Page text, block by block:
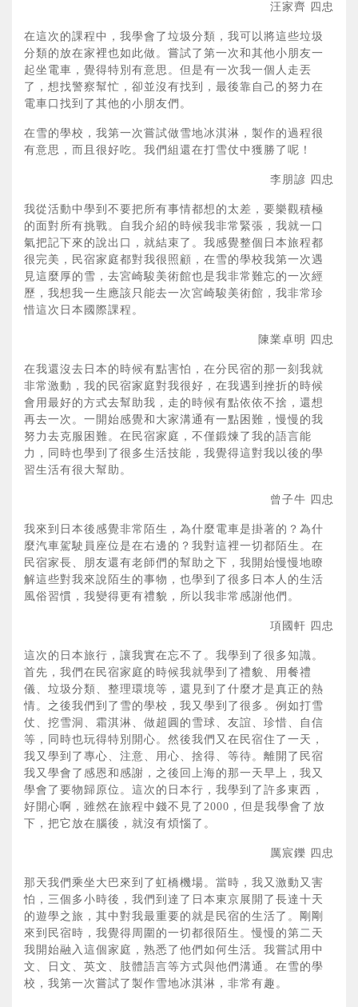
汪家齊 四忠
在這次的課程中，我學會了垃圾分類，我可以將這些垃圾
分類的放在家裡也如此做。嘗試了第一次和其他小朋友一
起坐電車，覺得特別有意思。但是有一次我一個人走丟
了，想找警察幫忙，卻並沒有找到，最後靠自己的努力在
電車口找到了其他的小朋友們。
在雪的學校，我第一次嘗試做雪地冰淇淋，製作的過程很
有意思，而且很好吃。我們組還在打雪仗中獲勝了呢！
李朋諺 四忠
我從活動中學到不要把所有事情都想的太差，要樂觀積極
的面對所有挑戰。自我介紹的時候我非常緊張，我就一口
氣把記下來的說出口，就結束了。我感覺整個日本旅程都
很完美，民宿家庭都對我很照顧，在雪的學校我第一次遇
見這麼厚的雪，去宮崎駿美術館也是我非常難忘的一次經
歷，我想我一生應該只能去一次宮崎駿美術館，我非常珍
惜這次日本國際課程。
陳業卓明 四忠
在我還沒去日本的時候有點害怕，在分民宿的那一刻我就
非常激動，我的民宿家庭對我很好，在我遇到挫折的時候
會用最好的方式去幫助我，走的時候有點依依不捨，還想
再去一次。一開始感覺和大家溝通有一點困難，慢慢的我
努力去克服困難。在民宿家庭，不僅鍛煉了我的語言能
力，同時也學到了很多生活技能，我覺得這對我以後的學
習生活有很大幫助。
曾子牛 四忠
我來到日本後感覺非常陌生，為什麼電車是掛著的？為什
麼汽車駕駛員座位是在右邊的？我對這裡一切都陌生。在
民宿家長、朋友還有老師們的幫助之下，我開始慢慢地瞭
解這些對我來說陌生的事物，也學到了很多日本人的生活
風俗習慣，我變得更有禮貌，所以我非常感謝他們。
項國軒 四忠
這次的日本旅行，讓我實在忘不了。我學到了很多知識。
首先，我們在民宿家庭的時候我就學到了禮貌、用餐禮
儀、垃圾分類、整理環境等，還見到了什麼才是真正的熱
情。之後我們到了雪的學校，我又學到了很多。例如打雪
仗、挖雪洞、霜淇淋、做超圓的雪球、友誼、珍惜、自信
等，同時也玩得特別開心。然後我們又在民宿住了一天，
我又學到了專心、注意、用心、捨得、等待。離開了民宿
我又學會了感恩和感謝，之後回上海的那一天早上，我又
學會了要物歸原位。這次的日本行，我學到了許多東西，
好開心啊，雖然在旅程中錢不見了2000，但是我學會了放
下，把它放在腦後，就沒有煩惱了。
厲宸鑠 四忠
那天我們乘坐大巴來到了虹橋機場。當時，我又激動又害
怕，三個多小時後，我們到達了日本東京展開了長達十天
的遊學之旅，其中對我最重要的就是民宿的生活了。剛剛
來到民宿時，我覺得周圍的一切都很陌生。慢慢的第二天
我開始融入這個家庭，熟悉了他們如何生活。我嘗試用中
文、日文、英文、肢體語言等方式與他們溝通。在雪的學
校，我第一次嘗試了製作雪地冰淇淋，非常有趣。